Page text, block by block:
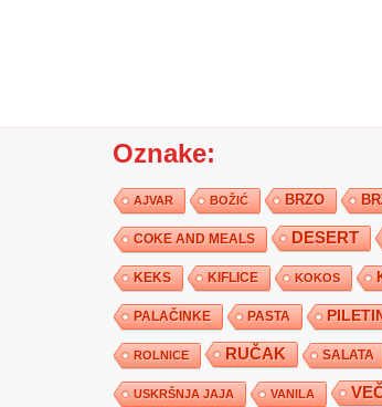
Oznake:
AJVAR BOŽIĆ BRZO
COKE AND MEALS DESERT
KEKS KIFLICE KOKOS
PALAČINKE PASTA
ROLNICE RUČAK SALATA
USKRŠNJA JAJA VANILA